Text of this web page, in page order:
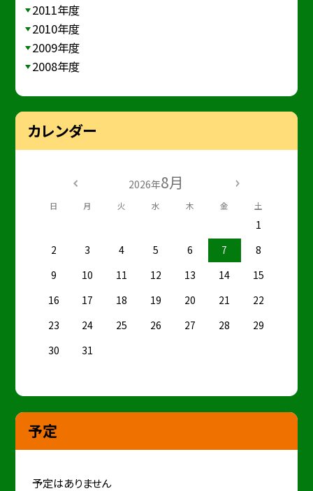
2011年度
2010年度
2009年度
2008年度
カレンダー
2026年8月
日 月 火 水 木 金 土
1
2
3 4 5 6 7
8
9
10 11 12 13 14
15
16
17 18 19 20 21
22
23
24 25 26 27 28
29
30
31
予定
予定はありません